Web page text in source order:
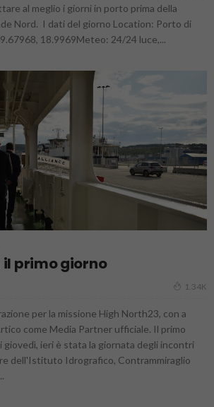
al meglio i giorni in porto prima della
Nord. I dati del giorno Location: Porto di
18.9969Meteo: 24/24 luce,...
il primo giorno
1.34K
per la missione High North23, con a
come Media Partner ufficiale. Il primo
giovedì, ieri è stata la giornata degli incontri
dell'Istituto Idrografico, Contrammiraglio